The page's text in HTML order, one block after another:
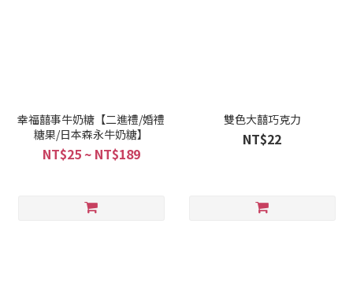
幸福囍事牛奶糖【二進禮/婚禮
糖果/日本森永牛奶糖】
NT$25 ~ NT$189
雙色大囍巧克力
NT$22